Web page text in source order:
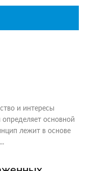
и интересы
основной
лежит в основе